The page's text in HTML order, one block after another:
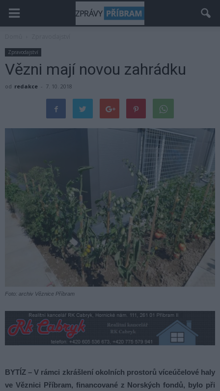
Zpravodajství
Vězni mají novou zahrádku
od redakce - 7. 10. 2018
Foto: archiv Věznice Příbram
BYTÍZ – V rámci zkrášlení okolních prostorů víceúčelové haly
ve Věznici Příbram, financované z Norských fondů, bylo při